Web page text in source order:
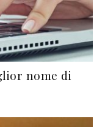
nome di